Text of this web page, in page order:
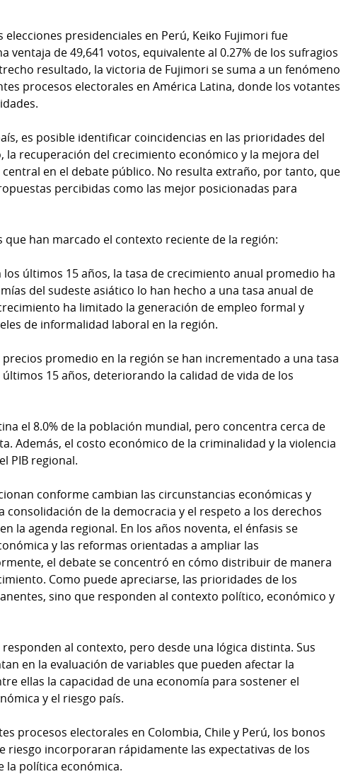
presidenciales en Perú, Keiko Fujimori fue
ventaja de 49,641 votos, equivalente al 0.27% de los sufragios
resultado, la victoria de Fujimori se suma a un fenómeno
procesos electorales en América Latina, donde los votantes
es posible identificar coincidencias en las prioridades del
la recuperación del crecimiento económico y la mejora del
en el debate público. No resulta extraño, por tanto, que
percibidas como las mejor posicionadas para
han marcado el contexto reciente de la región:
los últimos 15 años, la tasa de crecimiento anual promedio ha
del sudeste asiático lo han hecho a una tasa anual de
ha limitado la generación de empleo formal y
de informalidad laboral en la región.
precios promedio en la región se han incrementado a una tasa
15 años, deteriorando la calidad de vida de los
el 8.0% de la población mundial, pero concentra cerca de
Además, el costo económico de la criminalidad y la violencia
PIB regional.
conforme cambian las circunstancias económicas y
consolidación de la democracia y el respeto a los derechos
la agenda regional. En los años noventa, el énfasis se
y las reformas orientadas a ampliar las
el debate se concentró en cómo distribuir de manera
Como puede apreciarse, las prioridades de los
sino que responden al contexto político, económico y
al contexto, pero desde una lógica distinta. Sus
en la evaluación de variables que pueden afectar la
ellas la capacidad de una economía para sostener el
y el riesgo país.
procesos electorales en Colombia, Chile y Perú, los bonos
riesgo incorporaran rápidamente las expectativas de los
la política económica.